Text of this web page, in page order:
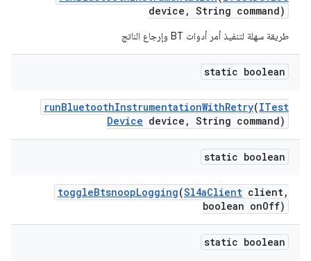
device , String command)
طريقة سهلة لتنفيذ أمر أدوات BT وإرجاع الناتج
static boolean
runBluetoothInstrumentationWithRetry(ITest
Device device , String command)
static boolean
toggleBtsnoopLogging(Sl4aClient client,
boolean onOff)
static boolean